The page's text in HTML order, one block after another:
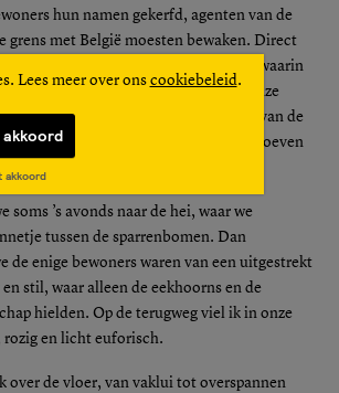
Lees meer over ons cookiebeleid.
akkoord
akkoord
hun namen gekerfd, agenten van de
grens met België moesten bewaken. Direct
nog de cel met het hoge tralieraam, waarin
werden gehouden. Wij hadden er onze
Avonds in bed prevelde ik de namen van de
zuchten van de gevangenen niet te hoeven
soms ’s avonds naar de hei, waar we
tussen de sparrenbomen. Dan
de enige bewoners waren van een uitgestrekt
stil, waar alleen de eekhoorns en de
hielden. Op de terugweg viel ik in onze
rozig en licht euforisch.
over de vloer, van vaklui tot overspannen